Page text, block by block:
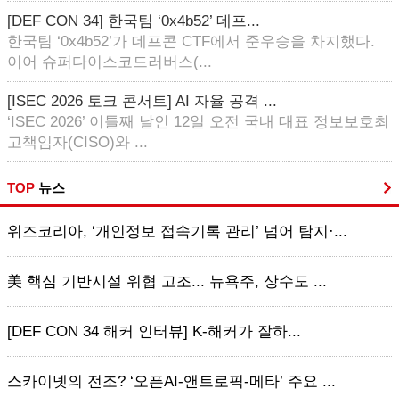
[DEF CON 34] 한국팀 ‘0x4b52’ 데프...
한국팀 ‘0x4b52’가 데프콘 CTF에서 준우승을 차지했다.
이어 슈퍼다이스코드러버스(...
[ISEC 2026 토크 콘서트] AI 자율 공격 ...
‘ISEC 2026’ 이틀째 날인 12일 오전 국내 대표 정보보호최
고책임자(CISO)와 ...
TOP 뉴스
위즈코리아, ‘개인정보 접속기록 관리’ 넘어 탐지·...
美 핵심 기반시설 위협 고조... 뉴욕주, 상수도 ...
[DEF CON 34 해커 인터뷰] K-해커가 잘하...
스카이넷의 전조? ‘오픈AI-앤트로픽-메타’ 주요 ...